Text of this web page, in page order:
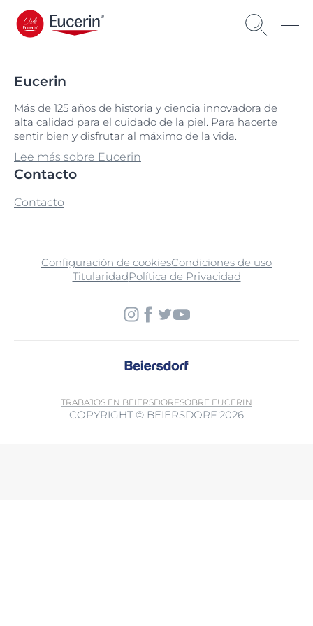
Eucerin
Más de 125 años de historia y ciencia innovadora de
alta calidad para el cuidado de la piel. Para hacerte
sentir bien y disfrutar al máximo de la vida.
Lee más sobre Eucerin
Contacto
Contacto
Configuración de cookiesCondiciones de uso
TitularidadPolítica de Privacidad
TRABAJOS EN BEIERSDORFSOBRE EUCERIN
COPYRIGHT © BEIERSDORF 2026